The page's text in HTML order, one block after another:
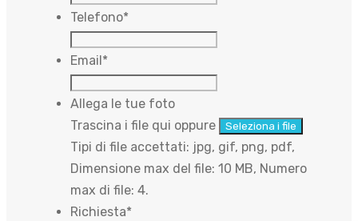
Telefono*
Email *
Allega le tue foto
Trascina i file qui oppure
Seleziona i file
Tipi di file accettati: jpg, gif, png, pdf,
Dimensione max del file: 10 MB, Numero
max di file: 4.
Richiesta*